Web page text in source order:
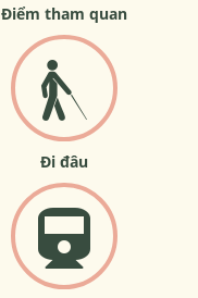
Điểm tham quan
Đi đâu